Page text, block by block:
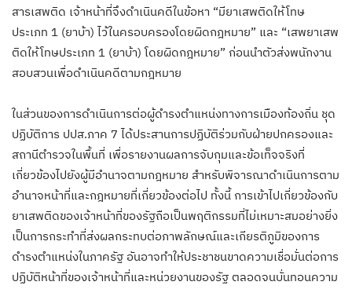
สารเสพติด เจ้าหน้าที่จึงดำเนินคดีในข้อหา “มียาเสพติดให้โทษ
ประเภท 1 (ยาบ้า) ไว้ในครอบครองโดยผิดกฎหมาย” และ “เสพยาเสพ
ติดให้โทษประเภท 1 (ยาบ้า) โดยผิดกฎหมาย” ก่อนนำตัวส่งพนักงาน
สอบสวนเพื่อดำเนินคดีตามกฎหมาย
ในส่วนของการดำเนินการต่อผู้ดำรงตำแหน่งทางการเมืองท้องถิ่น ชุด
ปฏิบัติการ ปปส.ภาค 7 ได้ประสานการปฏิบัติร่วมกับฝ่ายปกครองและ
สถานีตำรวจในพื้นที่ เพื่อรายงานผลการจับกุมและข้อเท็จจริงที่
เกี่ยวข้องไปยังผู้มีอำนาจตามกฎหมาย สำหรับพิจารณาดำเนินการตาม
อำนาจหน้าที่และกฎหมายที่เกี่ยวข้องต่อไป ทั้งนี้ การเข้าไปเกี่ยวข้องกับ
ยาเสพติดของเจ้าหน้าที่ของรัฐถือเป็นพฤติกรรมที่ไม่เหมาะสมอย่างยิ่ง
เป็นการกระทำที่ส่งผลกระทบต่อภาพลักษณ์และเกียรติภูมิของการ
ดำรงตำแหน่งในภาครัฐ อันอาจทำให้ประชาชนขาดความเชื่อมั่นต่อการ
ปฏิบัติหน้าที่ของเจ้าหน้าที่และหน่วยงานของรัฐ ตลอดจนบั่นทอนความ